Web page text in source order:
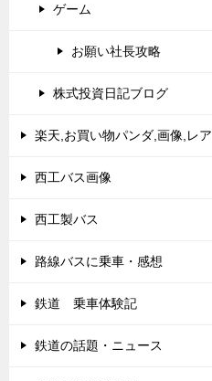
ゲーム
お願い社長攻略
株式投資日記ブログ
楽天,お買い物パンダ,画像,レア
西工バス画像
西工製バス
路線バスに乗車・感想
鉄道 乗車体験記
鉄道の話題・ニュース